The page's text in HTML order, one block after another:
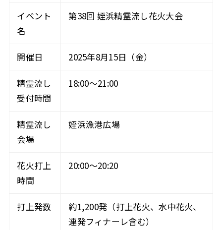
イベント
名
第38回 姪浜精霊流し花火大会
開催日 2025年8月15日（金）
精霊流し
受付時間
18:00〜21:00
精霊流し
会場
姪浜漁港広場
花火打上
時間
20:00〜20:20
打上発数
約1,200発（打上花火、水中花火、
連発フィナーレ含む）